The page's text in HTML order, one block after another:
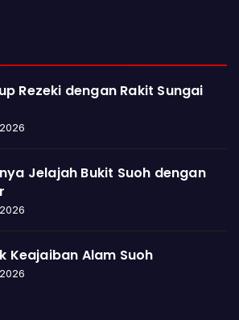
Rezeki dengan Rakit Sungai
Jelajah Bukit Suoh dengan
Keajaiban Alam Suoh